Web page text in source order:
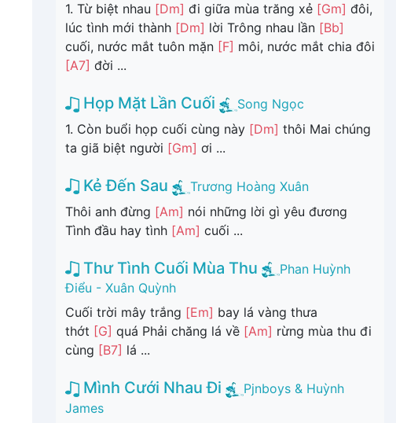
1. Từ biệt nhau [Dm] đi giữa mùa trăng xẻ [Gm] đôi,
lúc tình mới thành [Dm] lời Trông nhau lần [Bb]
cuối, nước mắt tuôn mặn [F] môi, nước mắt chia đôi
[A7] đời ...
Họp Mặt Lần Cuối
Song Ngọc
1. Còn buổi họp cuối cùng này [Dm] thôi Mai chúng
ta giã biệt người [Gm] ơi ...
Kẻ Đến Sau
Trương Hoàng Xuân
Thôi anh đừng [Am] nói những lời gì yêu đương
Tình đầu hay tình [Am] cuối ...
Thư Tình Cuối Mùa Thu
Phan Huỳnh
Điểu - Xuân Quỳnh
Cuối trời mây trắng [Em] bay lá vàng thưa
thớt [G] quá Phải chăng lá về [Am] rừng mùa thu đi
cùng [B7] lá ...
Mình Cưới Nhau Đi
Pjnboys & Huỳnh
James